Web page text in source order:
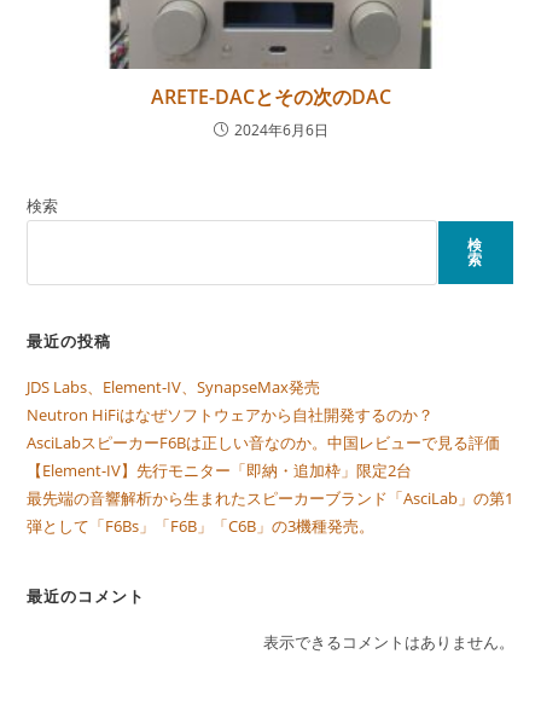
ARETE-DACとその次のDAC
2024年6月6日
検索
検
索
最近の投稿
JDS Labs、Element-IV、SynapseMax発売
Neutron HiFiはなぜソフトウェアから自社開発するのか？
AsciLabスピーカーF6Bは正しい音なのか。中国レビューで見る評価
【Element-IV】先行モニター「即納・追加枠」限定2台
最先端の音響解析から生まれたスピーカーブランド「AsciLab」の第1
弾として「F6Bs」「F6B」「C6B」の3機種発売。
最近のコメント
表示できるコメントはありません。